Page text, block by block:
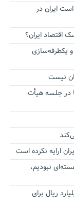
در مأموریت‌ اقیانوسی/ ۵ درخواست ایران در
اقتصاد ایران؟
یکطرفه‌سازی
نیست
در جلسه هیأت
ارایه نکرده است
نبودیم،
به دریافت صورت های مالی به ۱۰۰ میلیارد ریال برای